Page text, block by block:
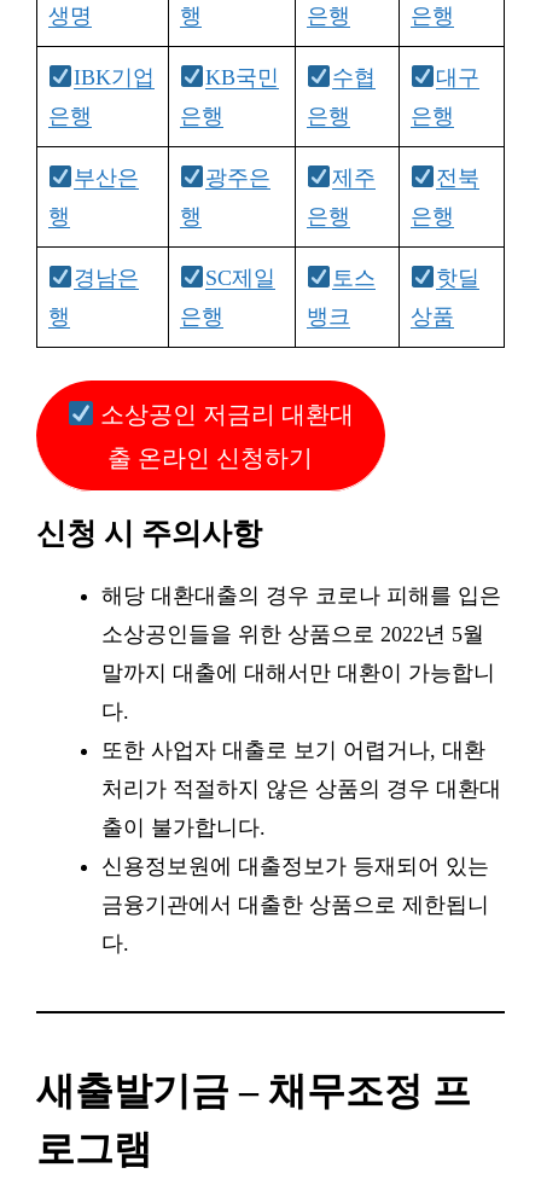
생명
행
은행
은행
IBK기업
은행
KB국민
은행
수협
은행
대구
은행
부산은
행
광주은
행
제주
은행
전북
은행
경남은
행
SC제일
은행
토스
뱅크
핫딜
상품
소상공인 저금리 대환대
출 온라인 신청하기
신청 시 주의사항
해당 대환대출의 경우 코로나 피해를 입은
소상공인들을 위한 상품으로 2022년 5월
말까지 대출에 대해서만 대환이 가능합니
다.
또한 사업자 대출로 보기 어렵거나, 대환
처리가 적절하지 않은 상품의 경우 대환대
출이 불가합니다.
신용정보원에 대출정보가 등재되어 있는
금융기관에서 대출한 상품으로 제한됩니
다.
새출발기금 – 채무조정 프
로그램